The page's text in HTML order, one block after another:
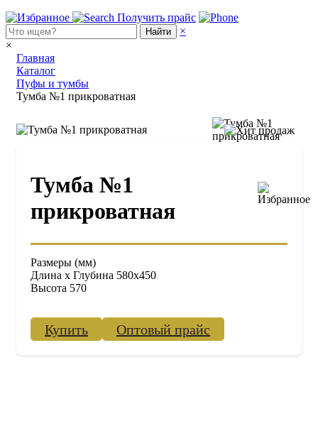
Получить прайс
Найти
×
×
Главная
Каталог
Пуфы и тумбы
Тумба №1 прикроватная
Тумба №1
прикроватная
Размеры (мм)
Длина х Глубина 580х450
Высота 570
Купить Оптовый прайс